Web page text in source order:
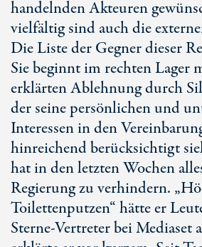
handelnden Akteuren
vielfältig sind auch die
Die Liste der Gegner dieser
Sie beginnt im rechten Lager
erklärten Ablehnung durch
der seine persönlichen und
Interessen in den
hinreichend berücksichtigt
hat in den letzten Wochen
Regierung zu verhindern.
Toilettenputzen“ hätte er
Sterne-Vertreter bei Mediaset